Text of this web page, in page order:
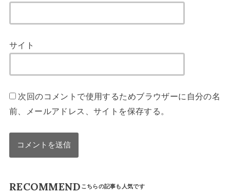
サイト
次回のコメントで使用するためブラウザーに自分の名
前、メールアドレス、サイトを保存する。
RECOMMEND